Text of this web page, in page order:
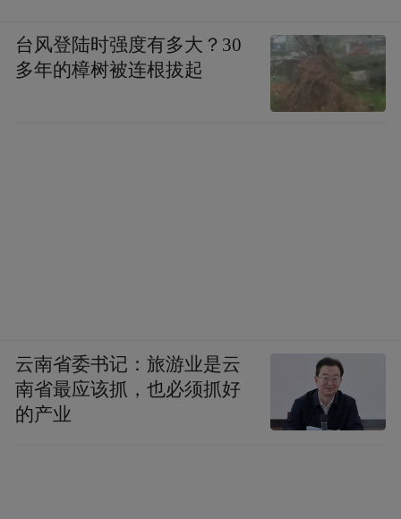
台风登陆时强度有多大？30
多年的樟树被连根拔起
云南省委书记：旅游业是云
南省最应该抓，也必须抓好
的产业